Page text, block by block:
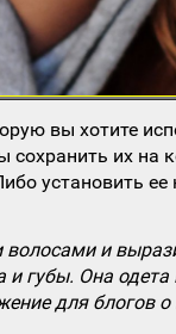
вы хотите
сохранить их на
установить
и
губы. Она
для блогов